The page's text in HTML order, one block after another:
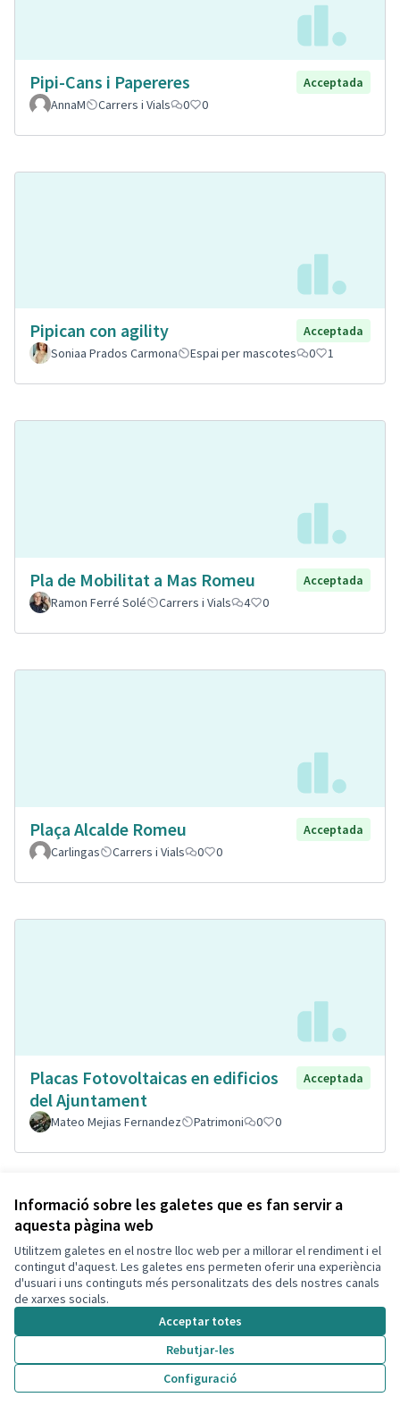
Informació sobre les galetes que es fan servir a
aquesta pàgina web
Utilitzem galetes en el nostre lloc web per a millorar el rendiment i el
contingut d'aquest. Les galetes ens permeten oferir una experiència
d'usuari i uns continguts més personalitzats des dels nostres canals
de xarxes socials.
Acceptar totes
Rebutjar-les
Configuració
Pipi-Cans i Papereres
Acceptada
AnnaM
Carrers i Vials 0 0
Pipican con agility
Acceptada
Soniaa Prados Carmona
Espai per mascotes 0 1
Pla de Mobilitat a Mas Romeu
Acceptada
Ramon Ferré Solé
Carrers i Vials 4 0
Plaça Alcalde Romeu
Acceptada
Carlingas
Carrers i Vials 0 0
Placas Fotovoltaicas en edificios
del Ajuntament
Acceptada
Mateo Mejias Fernandez Patrimoni 0 0
Porterías playa Segur de Calafell